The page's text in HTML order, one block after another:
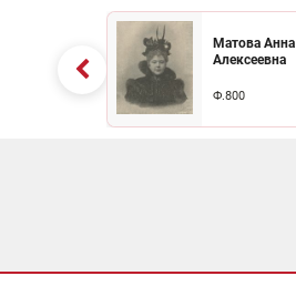
Матова Анна
Алексеевна
Ф.800